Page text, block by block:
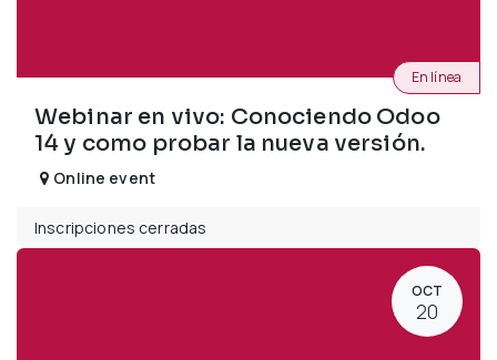
Webinar en vivo: Conociendo Odoo
14 y como probar la nueva versión.
En línea
Online event
Inscripciones cerradas
OCT
20